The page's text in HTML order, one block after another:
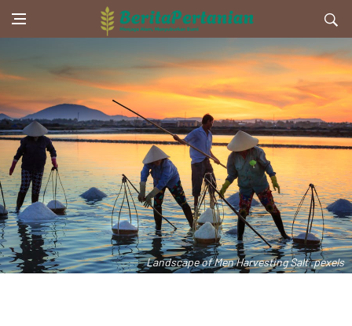
Landscape of Men Harvesting Salt .pexels